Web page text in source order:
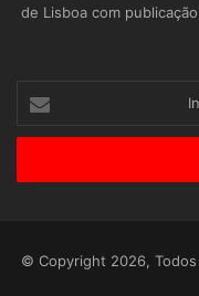
de Lisboa com
seu
© Copyright 2026,